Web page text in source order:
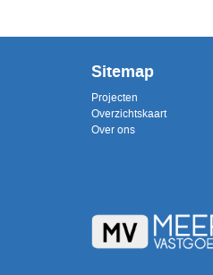
Sitemap
Projecten
Overzichtskaart
Over ons